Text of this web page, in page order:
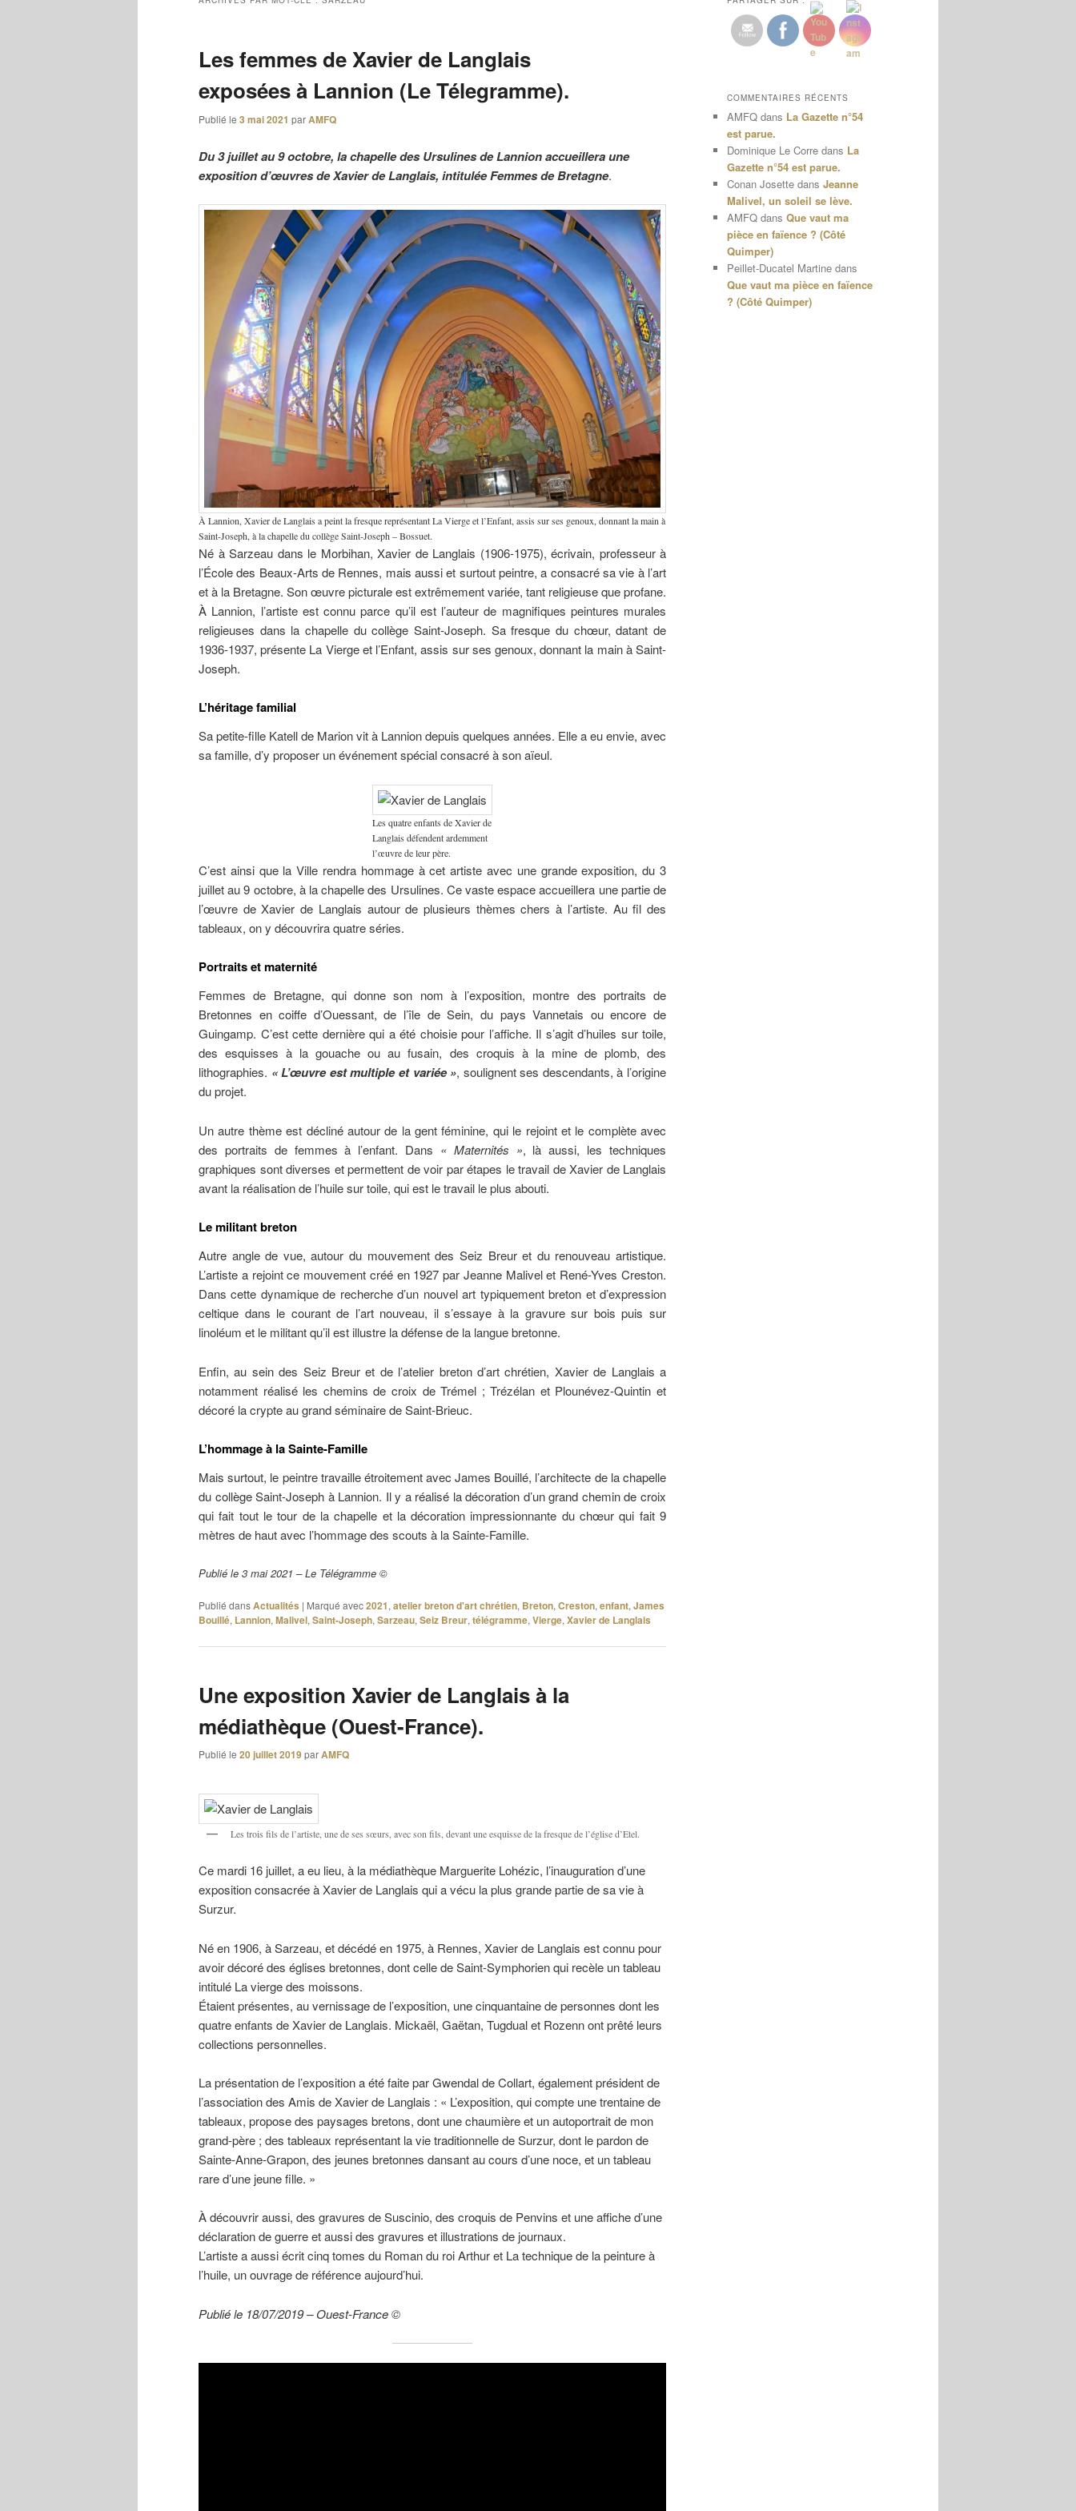
Les femmes de Xavier de Langlais
exposées à Lannion (Le Télegramme).
Publié le 3 mai 2021 parAMFQ
Du 3 juillet au 9 octobre, la chapelle des Ursulines de Lannion accueillera une
exposition d’œuvres de Xavier de Langlais, intitulée Femmes de Bretagne.
À Lannion, Xavier de Langlais a peint la fresque représentant La Vierge et l’Enfant, assis sur ses genoux, donnant la main à
Saint-Joseph, à la chapelle du collège Saint-Joseph – Bossuet.
Né à Sarzeau dans le Morbihan, Xavier de Langlais (1906-1975), écrivain, professeur à
l’École des Beaux-Arts de Rennes, mais aussi et surtout peintre, a consacré sa vie à l’art
et à la Bretagne. Son œuvre picturale est extrêmement variée, tant religieuse que profane.
À Lannion, l’artiste est connu parce qu’il est l’auteur de magnifiques peintures murales
religieuses dans la chapelle du collège Saint-Joseph. Sa fresque du chœur, datant de
1936-1937, présente La Vierge et l’Enfant, assis sur ses genoux, donnant la main à Saint-
Joseph.
L’héritage familial
Sa petite-fille Katell de Marion vit à Lannion depuis quelques années. Elle a eu envie, avec
sa famille, d’y proposer un événement spécial consacré à son aïeul.
Les quatre enfants de Xavier de
Langlais défendent ardemment
l’œuvre de leur père.
C’est ainsi que la Ville rendra hommage à cet artiste avec une grande exposition, du 3
juillet au 9 octobre, à la chapelle des Ursulines. Ce vaste espace accueillera une partie de
l’œuvre de Xavier de Langlais autour de plusieurs thèmes chers à l’artiste. Au fil des
tableaux, on y découvrira quatre séries.
Portraits et maternité
Femmes de Bretagne, qui donne son nom à l’exposition, montre des portraits de
Bretonnes en coiffe d’Ouessant, de l’île de Sein, du pays Vannetais ou encore de
Guingamp. C’est cette dernière qui a été choisie pour l’affiche. Il s’agit d’huiles sur toile,
des esquisses à la gouache ou au fusain, des croquis à la mine de plomb, des
lithographies. « L’œuvre est multiple et variée », soulignent ses descendants, à l’origine
du projet.
Un autre thème est décliné autour de la gent féminine, qui le rejoint et le complète avec
des portraits de femmes à l’enfant. Dans « Maternités », là aussi, les techniques
graphiques sont diverses et permettent de voir par étapes le travail de Xavier de Langlais
avant la réalisation de l’huile sur toile, qui est le travail le plus abouti.
Le militant breton
Autre angle de vue, autour du mouvement des Seiz Breur et du renouveau artistique.
L’artiste a rejoint ce mouvement créé en 1927 par Jeanne Malivel et René-Yves Creston.
Dans cette dynamique de recherche d’un nouvel art typiquement breton et d’expression
celtique dans le courant de l’art nouveau, il s’essaye à la gravure sur bois puis sur
linoléum et le militant qu’il est illustre la défense de la langue bretonne.
Enfin, au sein des Seiz Breur et de l’atelier breton d’art chrétien, Xavier de Langlais a
notamment réalisé les chemins de croix de Trémel ; Trézélan et Plounévez-Quintin et
décoré la crypte au grand séminaire de Saint-Brieuc.
L’hommage à la Sainte-Famille
Mais surtout, le peintre travaille étroitement avec James Bouillé, l’architecte de la chapelle
du collège Saint-Joseph à Lannion. Il y a réalisé la décoration d’un grand chemin de croix
qui fait tout le tour de la chapelle et la décoration impressionnante du chœur qui fait 9
mètres de haut avec l’hommage des scouts à la Sainte-Famille.
Publié le 3 mai 2021 – Le Télégramme ©
Publié dansActualités | Marqué avec2021, atelier breton d'art chrétien, Breton, Creston, enfant, James
Bouillé, Lannion, Malivel, Saint-Joseph, Sarzeau, Seiz Breur, télégramme, Vierge, Xavier de Langlais
Une exposition Xavier de Langlais à la
médiathèque (Ouest-France).
Publié le 20 juillet 2019parAMFQ
Les trois fils de l’artiste, une de ses sœurs, avec son fils, devant une esquisse de la fresque de l’église d’Etel.
Ce mardi 16 juillet, a eu lieu, à la médiathèque Marguerite Lohézic, l’inauguration d’une
exposition consacrée à Xavier de Langlais qui a vécu la plus grande partie de sa vie à
Surzur.
Né en 1906, à Sarzeau, et décédé en 1975, à Rennes, Xavier de Langlais est connu pour
avoir décoré des églises bretonnes, dont celle de Saint-Symphorien qui recèle un tableau
intitulé La vierge des moissons.
Étaient présentes, au vernissage de l’exposition, une cinquantaine de personnes dont les
quatre enfants de Xavier de Langlais. Mickaël, Gaëtan, Tugdual et Rozenn ont prêté leurs
collections personnelles.
La présentation de l’exposition a été faite par Gwendal de Collart, également président de
l’association des Amis de Xavier de Langlais : « L’exposition, qui compte une trentaine de
tableaux, propose des paysages bretons, dont une chaumière et un autoportrait de mon
grand-père ; des tableaux représentant la vie traditionnelle de Surzur, dont le pardon de
Sainte-Anne-Grapon, des jeunes bretonnes dansant au cours d’une noce, et un tableau
rare d’une jeune fille. »
À découvrir aussi, des gravures de Suscinio, des croquis de Penvins et une affiche d’une
déclaration de guerre et aussi des gravures et illustrations de journaux.
L’artiste a aussi écrit cinq tomes du Roman du roi Arthur et La technique de la peinture à
l’huile, un ouvrage de référence aujourd’hui.
Publié le 18/07/2019 – Ouest-France ©
COMMENTAIRES RÉCENTS
AMFQ dans La Gazette n°54
est parue.
Dominique Le Corre dans La
Gazette n°54 est parue.
Conan Josette dans Jeanne
Malivel, un soleil se lève.
AMFQ dans Que vaut ma
pièce en faïence ? (Côté
Quimper)
Peillet-Ducatel Martine dans
Que vaut ma pièce en faïence
? (Côté Quimper)